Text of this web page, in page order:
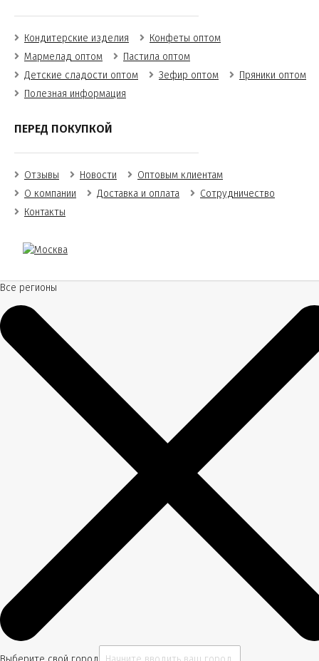
Кондитерские изделия
Конфеты оптом
Мармелад оптом
Пастила оптом
Детские сладости оптом
Зефир оптом
Пряники оптом
Полезная информация
ПЕРЕД ПОКУПКОЙ
Отзывы Новости
Оптовым клиентам
О компании
Доставка и оплата
Сотрудничество
Контакты
Все регионы